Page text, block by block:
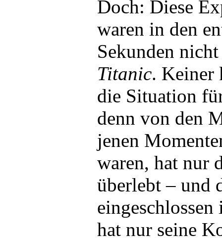
Doch: Diese
waren in den
Sekunden
Titanic. Keiner
die Situation
denn von den
jenen
waren, hat nur
überlebt – und
hat nur seine